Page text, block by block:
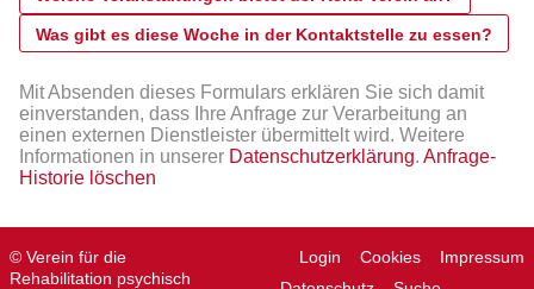
Was gibt es diese Woche in der Kontaktstelle zu essen?
Mit Absenden dieses Formulars erklären Sie sich damit
einverstanden, dass Ihre Anfrage zur Verarbeitung an
einen externen Dienstleister übermittelt wird. Weitere
Informationen in unserer Datenschutzerklärung. Anfrage-
Historie löschen
© Verein für die
Rehabilitation psychisch
Login Cookies
Impressum